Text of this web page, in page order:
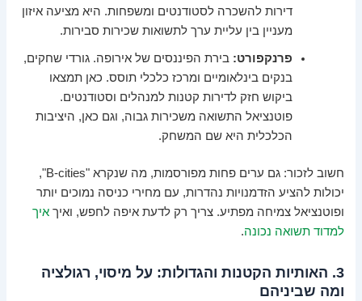
דירות להשכרה לסטודנטים ומשפחות. היא מציעה איזון
מעניין בין עליית ערך לתשואות שכירות סבירות.
פרנקפורט: בירת הפיננסים של אירופה. גורדי שחקים,
בנקים בינלאומיים ומרכז כלכלי תוסס. כאן תמצאו
ביקוש חזק לדירות קטנות למנהלים וסטודנטים.
פוטנציאל התשואה משכירות גבוה, וגם כאן, היציבות
הכלכלית היא שם המשחק.
חשוב לזכור: גם ערים פחות מפורסמות, מה שנקרא "B-cities",
יכולות להציע הזדמנויות נהדרות, עם מחירי כניסה נמוכים יותר
ופוטנציאל צמיחה מפתיע. צריך רק לדעת איפה לחפש, ואיךאיך
למדוד תשואה נכונה.
3. האותיות הקטנות והגדולות: על מיסוי, רגולציה
ומה שביניהם